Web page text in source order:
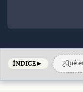
ÍNDICE► ¿Qué